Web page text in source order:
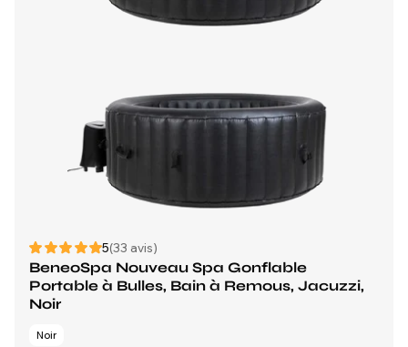
5(33 avis)
BeneoSpa Nouveau Spa Gonflable
Portable à Bulles, Bain à Remous, Jacuzzi,
Noir
Noir